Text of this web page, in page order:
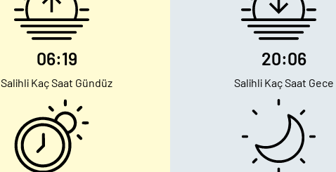
06:19 20:06
Salihli Kaç Saat Gündüz Salihli Kaç Saat Gece